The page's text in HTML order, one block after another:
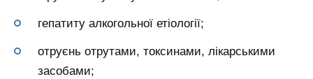
гепатиту алкогольної етіології;
отруєнь отрутами, токсинами, лікарськими
засобами;